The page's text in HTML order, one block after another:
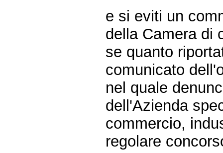
e si eviti un
della Camera di
se quanto
comunicato
nel quale
dell'Azienda
commercio,
regolare